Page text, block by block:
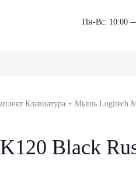
Пн-Вс: 10:00
Клавиатура + Мышь Logitech
Black